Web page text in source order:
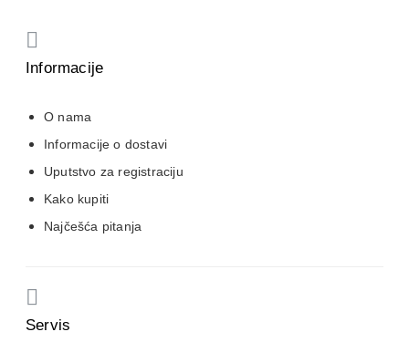
Informacije
O nama
Informacije o dostavi
Uputstvo za registraciju
Kako kupiti
Najčešća pitanja
Servis